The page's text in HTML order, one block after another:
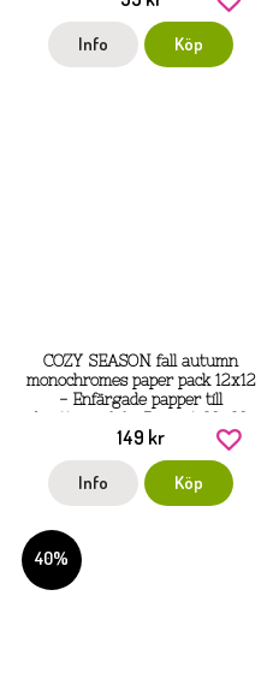
Info Köp
COZY SEASON fall autumn
monochromes paper pack 12x12
- Enfärgade papper till
cm
149 kr
Info Köp
40%